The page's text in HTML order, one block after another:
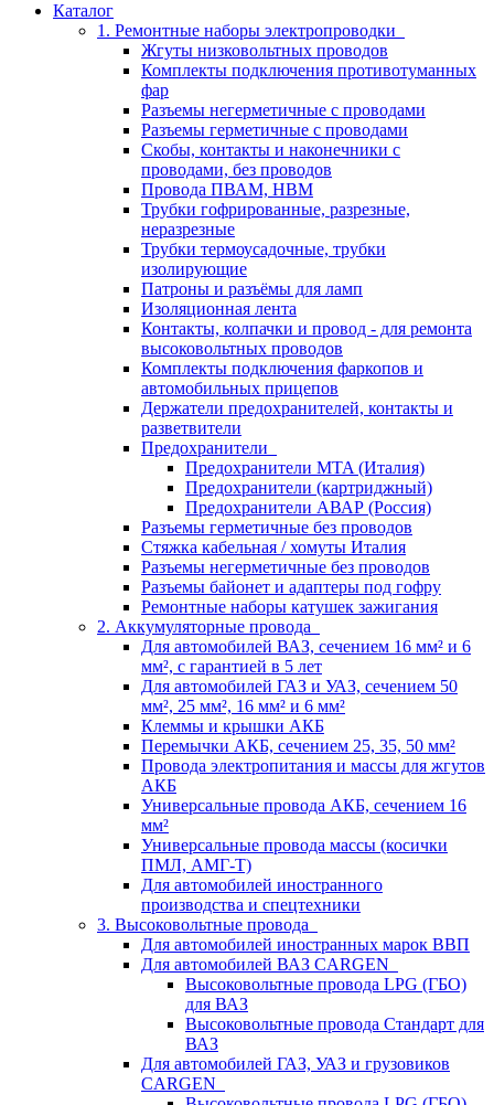
Каталог
1. Ремонтные наборы электропроводки
Жгуты низковольтных проводов
Комплекты подключения противотуманных
фар
Разъемы негерметичные с проводами
Разъемы герметичные с проводами
Скобы, контакты и наконечники с
проводами, без проводов
Провода ПВАМ, НВМ
Трубки гофрированные, разрезные,
неразрезные
Трубки термоусадочные, трубки
изолирующие
Патроны и разъёмы для ламп
Изоляционная лента
Контакты, колпачки и провод - для ремонта
высоковольтных проводов
Комплекты подключения фаркопов и
автомобильных прицепов
Держатели предохранителей, контакты и
разветвители
Предохранители
Предохранители MTA (Италия)
Предохранители (картриджный)
Предохранители АВАР (Россия)
Разъемы герметичные без проводов
Стяжка кабельная / хомуты Италия
Разъемы негерметичные без проводов
Разъемы байонет и адаптеры под гофру
Ремонтные наборы катушек зажигания
2. Аккумуляторные провода
Для автомобилей ВАЗ, сечением 16 мм² и 6
мм², с гарантией в 5 лет
Для автомобилей ГАЗ и УАЗ, сечением 50
мм², 25 мм², 16 мм² и 6 мм²
Клеммы и крышки АКБ
Перемычки АКБ, сечением 25, 35, 50 мм²
Провода электропитания и массы для жгутов
АКБ
Универсальные провода АКБ, сечением 16
мм²
Универсальные провода массы (косички
ПМЛ, АМГ-Т)
Для автомобилей иностранного
производства и спецтехники
3. Высоковольтные провода
Для автомобилей иностранных марок ВВП
Для автомобилей ВАЗ CARGEN
Высоковольтные провода LPG (ГБО)
для ВАЗ
Высоковольтные провода Стандарт для
ВАЗ
Для автомобилей ГАЗ, УАЗ и грузовиков
CARGEN